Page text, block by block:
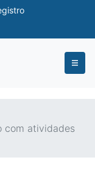
com atividades